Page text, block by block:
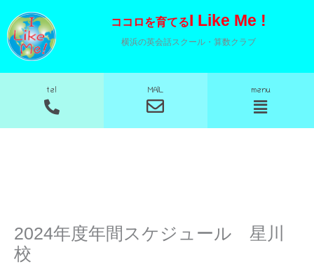
容
を
ス
ココロを育てるI Like Me !
横浜の英会話スクール・算数クラブ
tel
メ
ニ
ュ
MAIL menu
メ
ニ
ュ
2024年度年間スケジュール 星川
校